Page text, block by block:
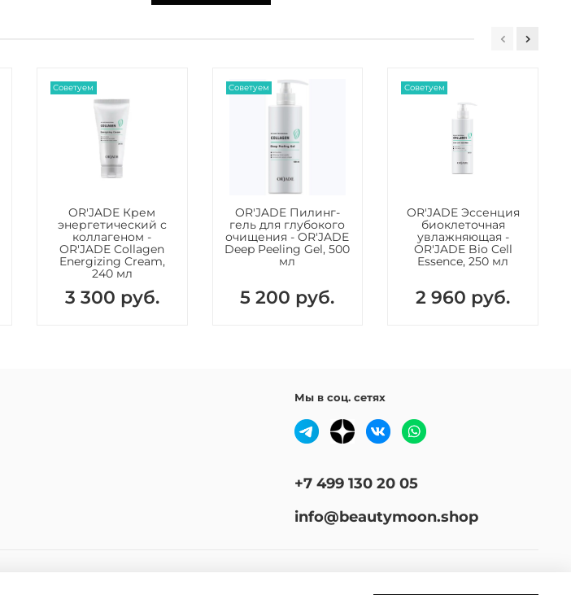
кожи в межсезонье, при стрессах и авиаперелетах
Советуем
OR'JADE Крем
энергетический с
коллагеном -
OR'JADE Collagen
Energizing Cream,
240 мл
3 300 руб.
Советуем
OR'JADE Пилинг-
гель для глубокого
очищения - OR'JADE
Deep Peeling Gel, 500
мл
5 200 руб.
Советуем
OR'JADE Эссенция
биоклеточная
увлажняющая -
OR'JADE Bio Cell
Essence, 250 мл
2 960 руб.
Мы в соц. сетях
+7 499 130 20 05
info@beautymoon.shop